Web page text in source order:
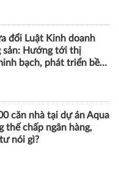
đổi Luật Kinh doanh
sản: Hướng tới thị
bạch, phát triển bền
căn nhà tại dự án Aqua
thế chấp ngân hàng,
nói gì?